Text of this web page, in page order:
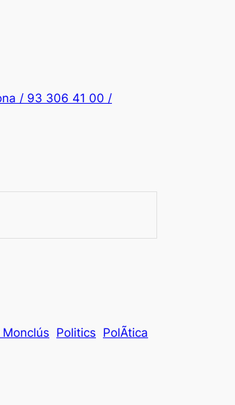
/ 93 306 41 00 /
Monclús Politics PolÃ­tica